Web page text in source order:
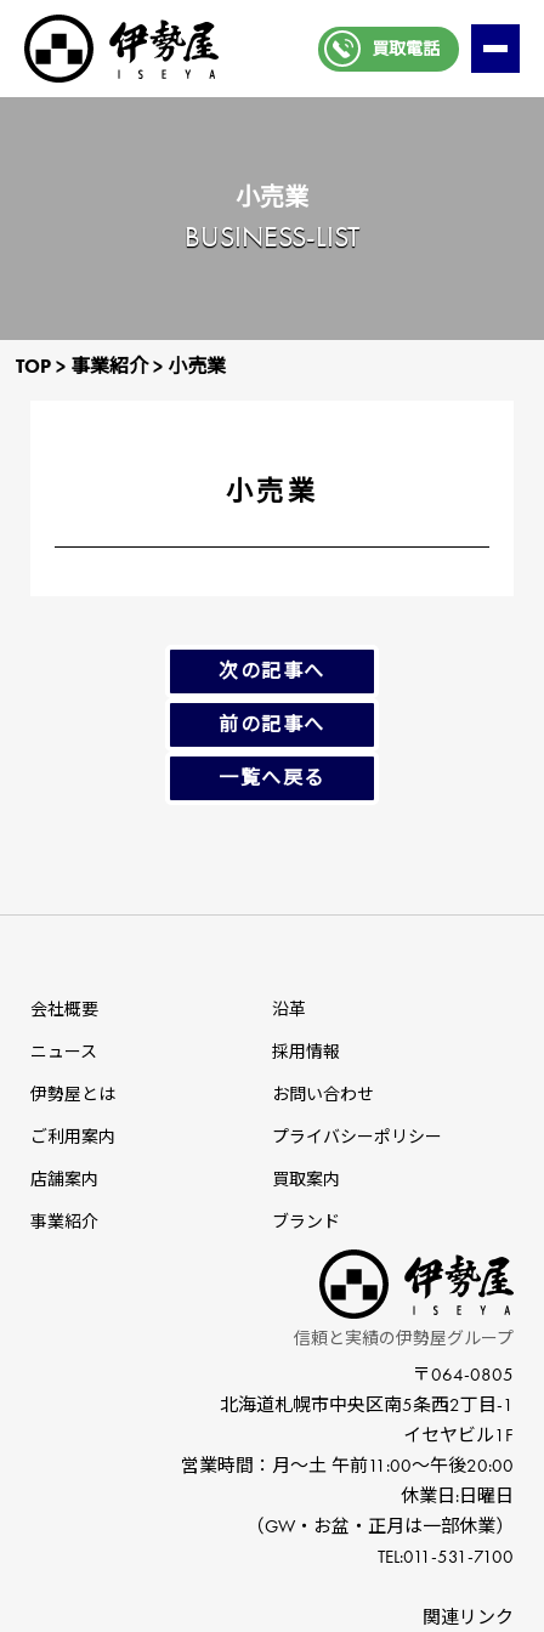
買取電話
TOP > 事業紹介> ⼩売業
⼩売業
BUSINESS-LIST
⼩売業
前の記事へ
一覧へ戻る
次の記事へ
会社概要
ニュース
伊勢屋とは
ご利用案内
店舗案内
事業紹介
沿革
採⽤情報
お問い合わせ
プライバシーポリシー
買取案内
ブランド
信頼と実績の伊勢屋グループ
〒064-0805
北海道札幌市中央区南5条⻄2丁⽬-1
イセヤビル1F
営業時間：⽉〜⼟ 午前11:00〜午後20:00
休業⽇:⽇曜⽇
（GW‧お盆‧正⽉は⼀部休業）
TEL:011-531-7100
関連リンク